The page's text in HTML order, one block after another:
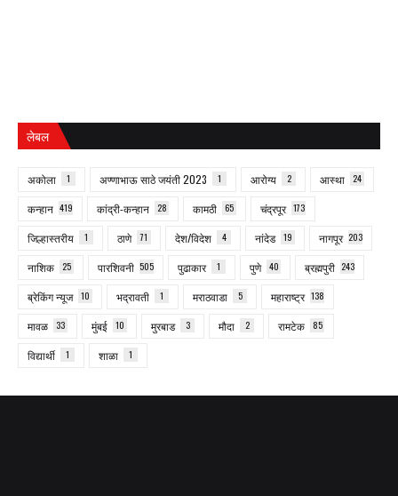
लेबल
अकोला 1 अण्णाभाऊ साठे जयंती 2023 1 आरोग्य 2 आस्था 24
कन्हान 419 कांद्री-कन्हान 28 कामठी 65 चंद्रपूर 173
जिल्हास्तरीय 1 ठाणे 71 देश/विदेश 4 नांदेड 19 नागपूर 203
नाशिक 25 पारशिवनी 505 पुढाकार 1 पुणे 40 ब्रह्मपुरी 243
ब्रेकिंग न्यूज 10 भद्रावती 1 मराठवाडा 5 महाराष्ट्र 138
मावळ 33 मुंबई 10 मुरबाड 3 मौदा 2 रामटेक 85
विद्यार्थी 1 शाळा 1